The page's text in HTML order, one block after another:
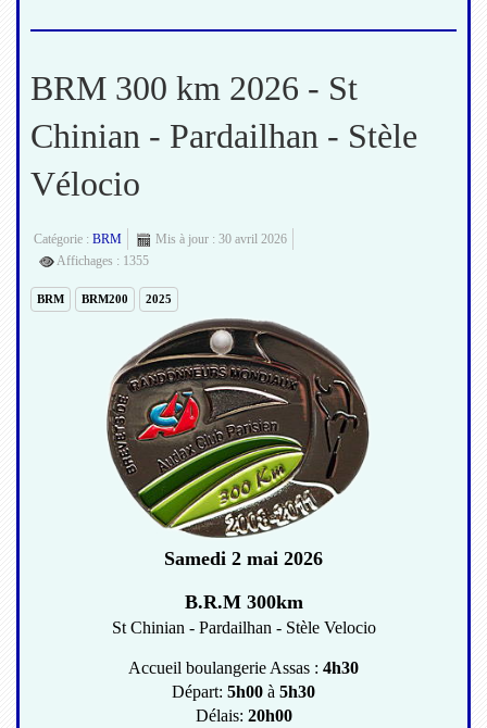
BRM 300 km 2026 - St
Chinian - Pardailhan - Stèle
Vélocio
Catégorie : BRM
Mis à jour : 30 avril 2026
Affichages : 1355
BRM BRM200 2025
Samedi 2 mai 2026
B.R.M 300km
St Chinian - Pardailhan - Stèle Velocio
Accueil boulangerie Assas : 4h30
Départ: 5h00 à 5h30
Délais: 20h00